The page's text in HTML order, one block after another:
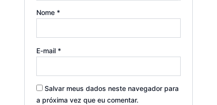
Nome *
E-mail *
Salvar meus dados neste navegador para
a próxima vez que eu comentar.